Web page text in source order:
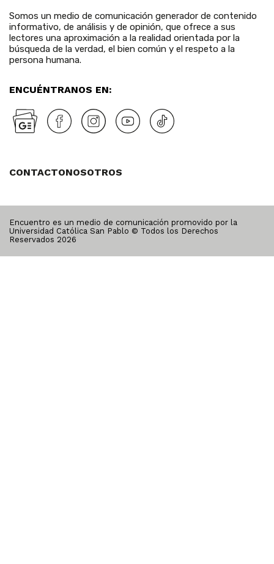
Somos un medio de comunicación generador de contenido
informativo, de análisis y de opinión, que ofrece a sus
lectores una aproximación a la realidad orientada por la
búsqueda de la verdad, el bien común y el respeto a la
persona humana.
ENCUÉNTRANOS EN:
CONTACTONOSOTROS
Encuentro es un medio de comunicación promovido por la
Universidad Católica San Pablo © Todos los Derechos
Reservados 2026